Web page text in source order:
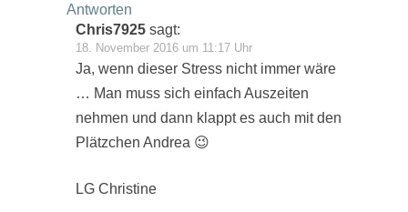
Antworten
Chris7925 sagt:
18. November 2016 um 11:17 Uhr
Ja, wenn dieser Stress nicht immer wäre
… Man muss sich einfach Auszeiten
nehmen und dann klappt es auch mit den
Plätzchen Andrea 😉
LG Christine